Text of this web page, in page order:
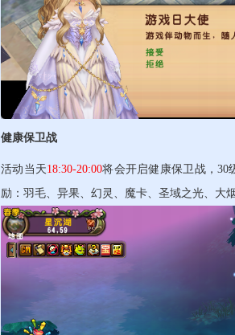
健康保卫战
活动当天18:30-20:00将会开启健康保卫战，30
励：羽毛、异果、幻灵、魔卡、圣域之光、大